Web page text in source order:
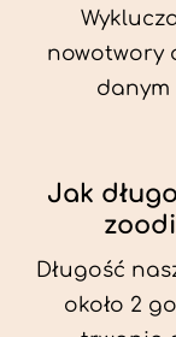
nowotwory
danym
Jak
Długość
około 2